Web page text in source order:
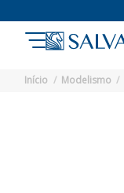
Início Modelismo